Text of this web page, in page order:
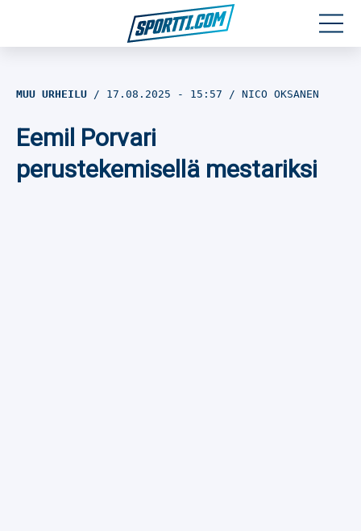
Jalkapallo
MUU URHEILU 17.08.2025 - 15:57 NICO OKSANEN
Eemil Porvari
perustekemisellä mestariksi